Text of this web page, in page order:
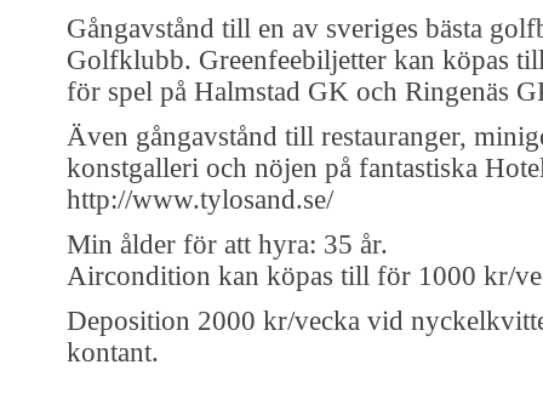
Gångavstånd till en av sveriges bästa
Golfklubb. Greenfeebiljetter kan köpas
för spel på Halmstad GK och Ringenäs
Även gångavstånd till restauranger,
konstgalleri och nöjen på fantastiska
http://www.tylosand.se/
Min ålder för att hyra: 35 år.
Aircondition kan köpas till för 1000 kr/
Deposition 2000 kr/vecka vid
kontant.